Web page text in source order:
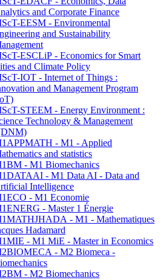
and Corporate Finance
EESM - Environmental
and Sustainability
ESCLiP - Economics for Smart
and Climate Policy
IOT - Internet of Things :
and Management Program
STEEM - Energy Environment :
Technology & Management
- M1 - Applied
and statistics
- M1 Biomechanics
- M1 Data AI - Data and
Intelligence
- M1 Economie
- Master 1 Énergie
- M1 - Mathematiques
Hadamard
- M1 MiE - Master in Economics
- M2 Biomeca -
- M2 Biomechanics